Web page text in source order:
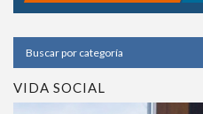
VIDA SOCIAL